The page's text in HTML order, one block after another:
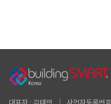
대표자 : 김태만 │ 사업자등록번